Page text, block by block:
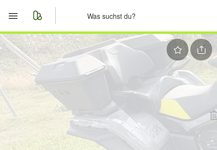
Start
Merkliste
Nachrichten
Anzeige aufgeben